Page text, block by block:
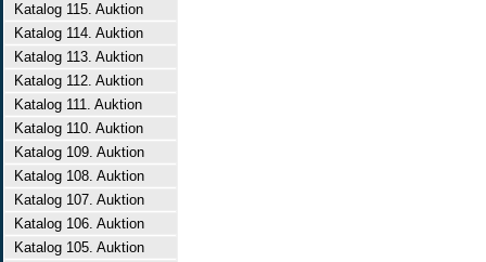
Katalog 115. Auktion
Katalog 114. Auktion
Katalog 113. Auktion
Katalog 112. Auktion
Katalog 111. Auktion
Katalog 110. Auktion
Katalog 109. Auktion
Katalog 108. Auktion
Katalog 107. Auktion
Katalog 106. Auktion
Katalog 105. Auktion